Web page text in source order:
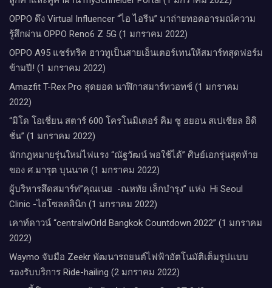
OPPO ดึง Virtual Influencer “ไอ ไอรีน” มาถ่ายทอดอารมณ์ความ
รู้สึกผ่าน OPPO Reno6 Z 5G (1 มกราคม 2022)
OPPO A95 แชร์ทริค ฮาวทูเป็นสายเอ็นเตอร์เทนให้สมาร์ทสุดฟอร์ม
ข้ามปี! (1 มกราคม 2022)
Amazfit T-Rex Pro สุดยอด นาฬิกาสมาร์ทวอทช์ (1 มกราคม
2022)
“มิโด โอเชี่ยน สตาร์ 600 โครโนมิเตอร์ คิม ซู ฮยอน สเปเชียล อิดิ
ชั่น” (1 มกราคม 2022)
นักกฎหมายรุ่นใหม่ไฟแรง “ณัฐวัฒน์ พอใช้ได้” ศิษย์เอกรุ่นสุดท้าย
ของ ศ.มารุต บุนนาค (1 มกราคม 2022)
ผู้บริหารสึดสมาร์ท่”คุณเนย -ณหทัย เล็กบำรุง” แห่ง Hi Seoul
Clinic -ไฮโซลคลินิก (1 มกราคม 2022)
เคาท์ดาวน์​ “centralwOrld Bangkok Countdown 2022” (1 มกราคม
2022)
Waymo จับมือ Zeekr พัฒนารถยนต์ไฟฟ้าอัตโนมัติเต็มรูปแบบ
รองรับบริการ Ride-hailing (2 มกราคม 2022)